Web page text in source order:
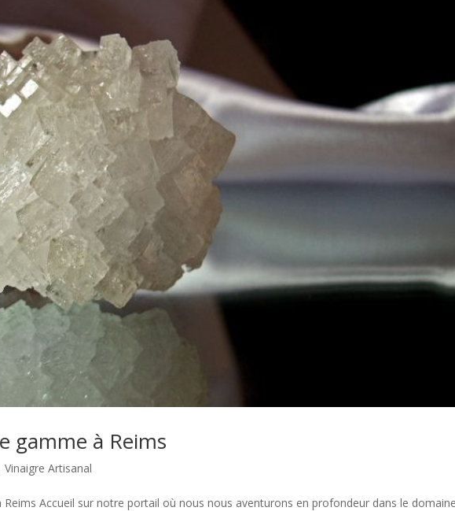
gamme à Reims
Vinaigre Artisanal
Accueil sur notre portail où nous nous aventurons en profondeur dans le